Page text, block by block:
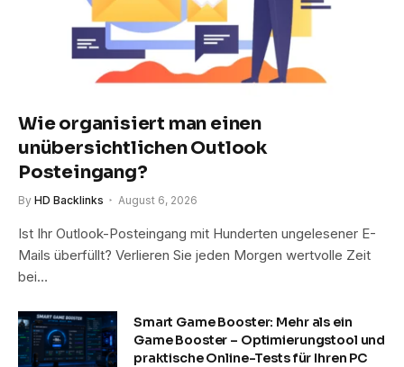
Wie organisiert man einen
unübersichtlichen Outlook
Posteingang?
By HD Backlinks August 6, 2026
Ist Ihr Outlook-Posteingang mit Hunderten ungelesener E-
Mails überfüllt? Verlieren Sie jeden Morgen wertvolle Zeit
bei…
Smart Game Booster: Mehr als ein
Game Booster – Optimierungstool und
praktische Online-Tests für Ihren PC